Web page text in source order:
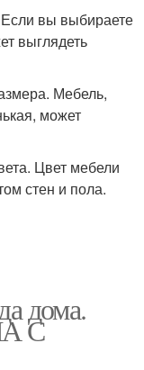
Если вы выбираете
выглядеть
Мебель,
может
Цвет мебели
стен и пола.
дома.
С